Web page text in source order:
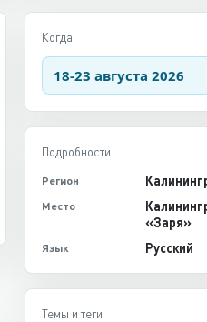
Когда
18-23 августа 2026
Подробности
Регион
Место
«Заря»
Язык Русский
Темы и теги